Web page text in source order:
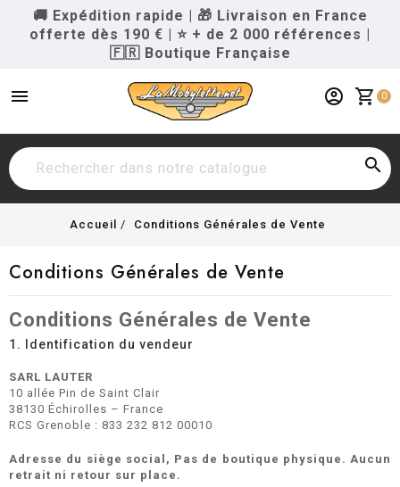
🚚 Expédition rapide | 🎁 Livraison en France
offerte dès 190 € | ⭐ + de 2 000 références |
🇫🇷 Boutique Française
menu shopping_cart 0
account_circle

Accueil Conditions Générales de Vente
Conditions Générales de Vente
Conditions Générales de Vente
1. Identification du vendeur
SARL LAUTER
10 allée Pin de Saint Clair
38130 Échirolles – France
RCS Grenoble : 833 232 812 00010
Adresse du siège social, Pas de boutique physique. Aucun
retrait ni retour sur place.